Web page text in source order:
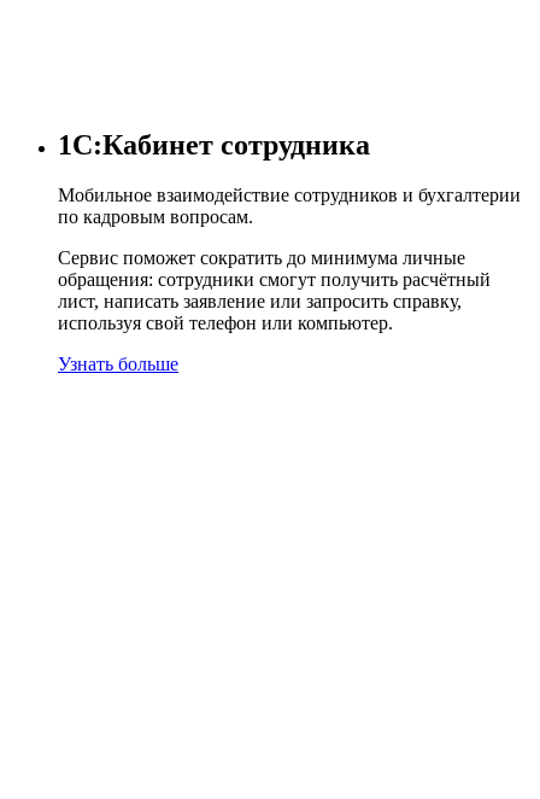
1С:Кабинет сотрудника
Мобильное взаимодействие сотрудников и бухгалтерии
по кадровым вопросам.
Сервис поможет сократить до минимума личные
обращения: сотрудники смогут получить расчётный
лист, написать заявление или запросить справку,
используя свой телефон или компьютер.
Узнать больше